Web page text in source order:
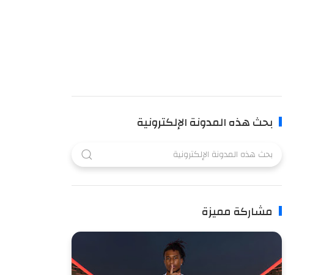
بحث هذه المدونة الإلكترونية
مشاركة مميزة